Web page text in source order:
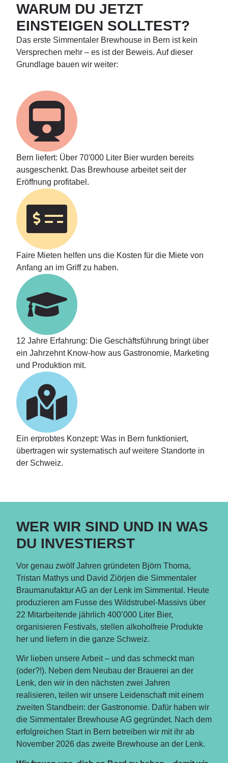
WARUM DU JETZT
EINSTEIGEN SOLLTEST?
Das erste Simmentaler Brewhouse in Bern ist kein
Versprechen mehr – es ist der Beweis. Auf dieser
Grundlage bauen wir weiter:
Bern liefert: Über 70'000 Liter Bier wurden bereits
ausgeschenkt. Das Brewhouse arbeitet seit der
Eröffnung profitabel.
Faire Mieten helfen uns die Kosten für die Miete von
Anfang an im Griff zu haben.
12 Jahre Erfahrung: Die Geschäftsführung bringt über
ein Jahrzehnt Know-how aus Gastronomie, Marketing
und Produktion mit.
Ein erprobtes Konzept: Was in Bern funktioniert,
übertragen wir systematisch auf weitere Standorte in
der Schweiz.
WER WIR SIND UND IN WAS
DU INVESTIERST
Vor genau zwölf Jahren gründeten Björn Thoma,
Tristan Mathys und David Ziörjen die Simmentaler
Braumanufaktur AG an der Lenk im Simmental. Heute
produzieren am Fusse des Wildstrubel-Massivs über
22 Mitarbeitende jährlich 400’000 Liter Bier,
organisieren Festivals, stellen alkoholfreie Produkte
her und liefern in die ganze Schweiz.
Wir lieben unsere Arbeit – und das schmeckt man
(oder?!). Neben dem Neubau der Brauerei an der
Lenk, den wir in den nächsten zwei Jahren
realisieren, teilen wir unsere Leidenschaft mit einem
zweiten Standbein: der Gastronomie. Dafür haben wir
die Simmentaler Brewhouse AG gegründet. Nach dem
erfolgreichen Start in Bern betreiben wir mit ihr ab
November 2026 das zweite Brewhouse an der Lenk.